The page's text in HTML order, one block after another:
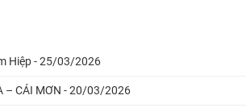
Hiệp - 25/03/2026
– CÁI MƠN - 20/03/2026